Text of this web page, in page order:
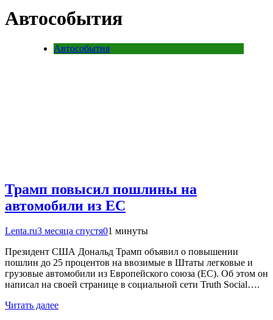
Автособытия
Автособытия
Трамп повысил пошлины на
автомобили из ЕС
Lenta.ru3 месяца спустя01 минуты
Президент США Дональд Трамп объявил о повышении
пошлин до 25 процентов на ввозимые в Штаты легковые и
грузовые автомобили из Европейского союза (ЕС). Об этом он
написал на своей странице в социальной сети Truth Social….
Читать далее